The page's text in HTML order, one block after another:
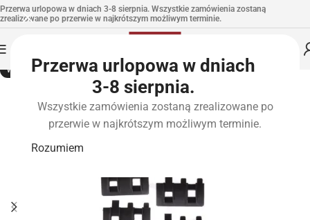
Przerwa urlopowa w dniach
3-8 sierpnia.
Wszystkie zamówienia zostaną zrealizowane po
przerwie w najkrótszym możliwym terminie.
Rozumiem
Przerwa urlopowa w dniach 3-8 sierpnia. Wszystkie zamówienia zostaną
zrealizowane po przerwie w najkrótszym możliwym terminie.
WYPRZEDANE